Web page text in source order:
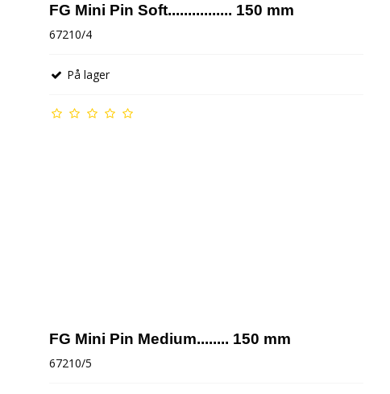
FG Mini Pin Soft................ 150 mm
67210/4
På lager
FG Mini Pin Medium........ 150 mm
67210/5